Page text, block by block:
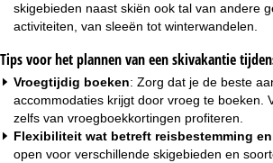
skigebieden naast skiën ook tal van andere
activiteiten, van sleeën tot winterwandelen.
Tips voor het plannen van een skivakantie
Vroegtijdig boeken: Zorg dat je de beste
accommodaties krijgt door vroeg te boeken.
zelfs van vroegboekkortingen profiteren.
Flexibiliteit wat betreft reisbestemming
open voor verschillende skigebieden en